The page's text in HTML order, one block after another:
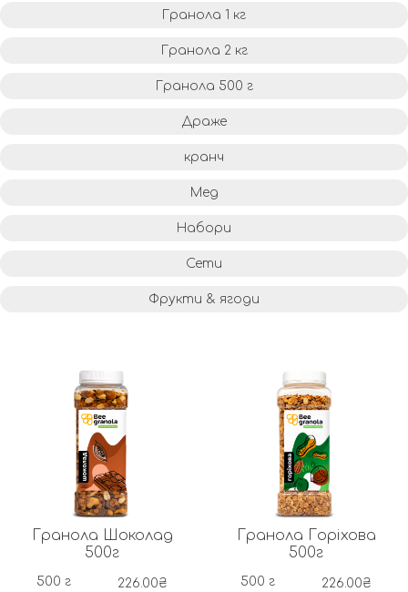
Гранола 1 кг
Гранола 2 кг
Гранола 500 г
Драже
кранч
Мед
Набори
Сети
Фрукти & ягоди
Гранола Шоколад
500г
500 г 226.00₴
Гранола Горіхова
500г
500 г 226.00₴